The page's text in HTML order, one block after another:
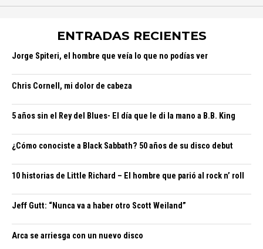
ENTRADAS RECIENTES
Jorge Spiteri, el hombre que veía lo que no podías ver
Chris Cornell, mi dolor de cabeza
5 años sin el Rey del Blues- El día que le di la mano a B.B. King
¿Cómo conociste a Black Sabbath? 50 años de su disco debut
10 historias de Little Richard – El hombre que parió al rock n’ roll
Jeff Gutt: “Nunca va a haber otro Scott Weiland”
Arca se arriesga con un nuevo disco